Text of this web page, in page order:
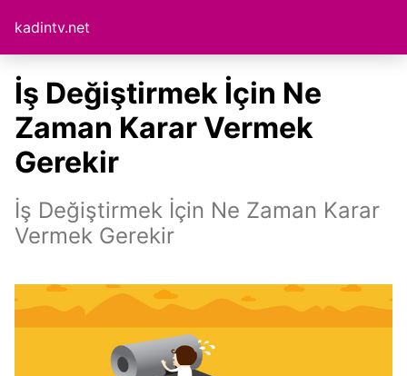
kadintv.net
İş Değiştirmek İçin Ne
Zaman Karar Vermek
Gerekir
İş Değiştirmek İçin Ne Zaman Karar
Vermek Gerekir